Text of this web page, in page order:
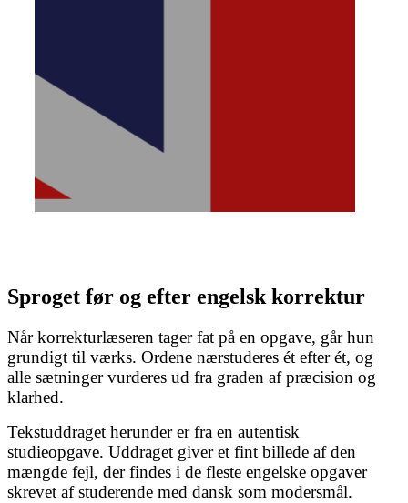
Sproget før og efter engelsk korrektur
Når korrekturlæseren tager fat på en opgave, går hun
grundigt til værks. Ordene nærstuderes ét efter ét, og
alle sætninger vurderes ud fra graden af præcision og
klarhed.
Tekstuddraget herunder er fra en autentisk
studieopgave. Uddraget giver et fint billede af den
mængde fejl, der findes i de fleste engelske opgaver
skrevet af studerende med dansk som modersmål.